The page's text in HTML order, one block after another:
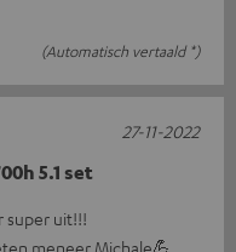
(Automatisch vertaald *)
5.1 set
super uit!!!
meneer Michale💪
27-11-2022